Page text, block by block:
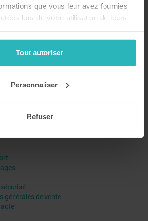
que vous leur avez fournies
lors de votre utilisation de leurs
Tout autoriser
Personnaliser
Refuser
le catalogue
générales de vente